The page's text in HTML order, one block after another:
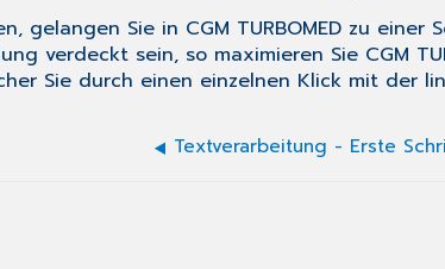
gelangen Sie in CGM TURBOMED zu einer
verdeckt sein, so maximieren Sie CGM
Sie durch einen einzelnen Klick mit der
Textverarbeitung - Erste